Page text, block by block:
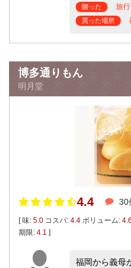
贈った 旅
買った場所
博多通りもん
明月堂
4.4 30
[ 味: 5.0 コスパ: 4.4 ボリューム: 4.6
期限: 4.1 ]
福岡から義母